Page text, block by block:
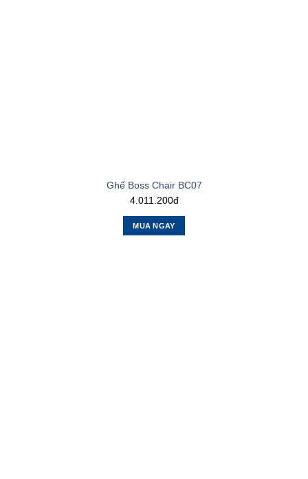
Ghế Boss Chair BC07
4.011.200đ
MUA NGAY